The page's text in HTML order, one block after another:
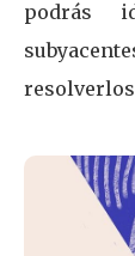
podrás